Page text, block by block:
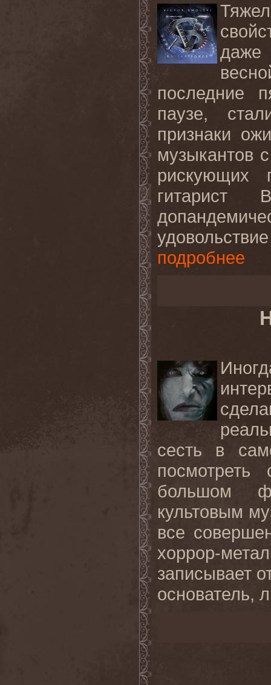
даже
последние
паузе,
признаки
музыкантов
рискующих
гитарист
подробнее
сесть в
большом
культовым
все
хоррор-
записывает
основатель,